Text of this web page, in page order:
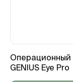
Операционный
GENIUS Eye Pro